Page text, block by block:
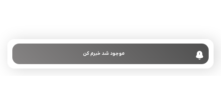
موجود شد خبرم کن
درباره ما